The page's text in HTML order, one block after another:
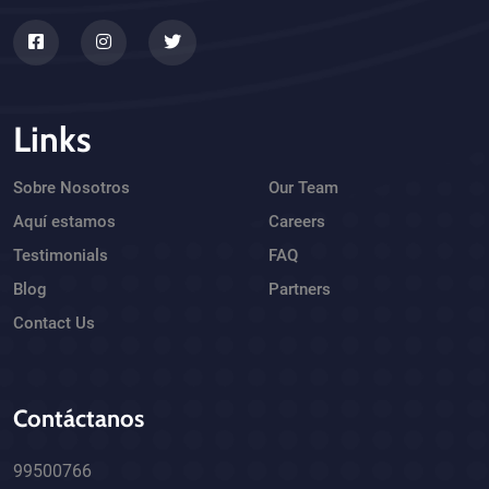
Links
Sobre Nosotros
Aquí estamos
Testimonials
Blog
Contact Us
Our Team
Careers
FAQ
Partners
Contáctanos
99500766